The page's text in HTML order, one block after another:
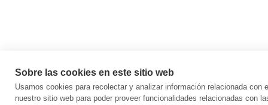
Sobre las cookies en este sitio web
Usamos cookies para recolectar y analizar información relacionada con
nuestro sitio web para poder proveer funcionalidades relacionadas con